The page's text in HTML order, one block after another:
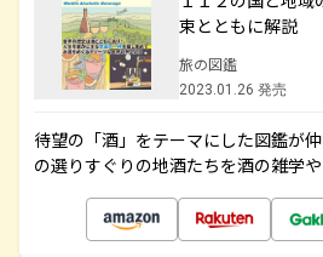
束とともに解説
旅の図鑑
2023.01.26 発売
待望の「酒」をテーマにした図鑑が
の選りすぐりの地酒たちを酒の雑学